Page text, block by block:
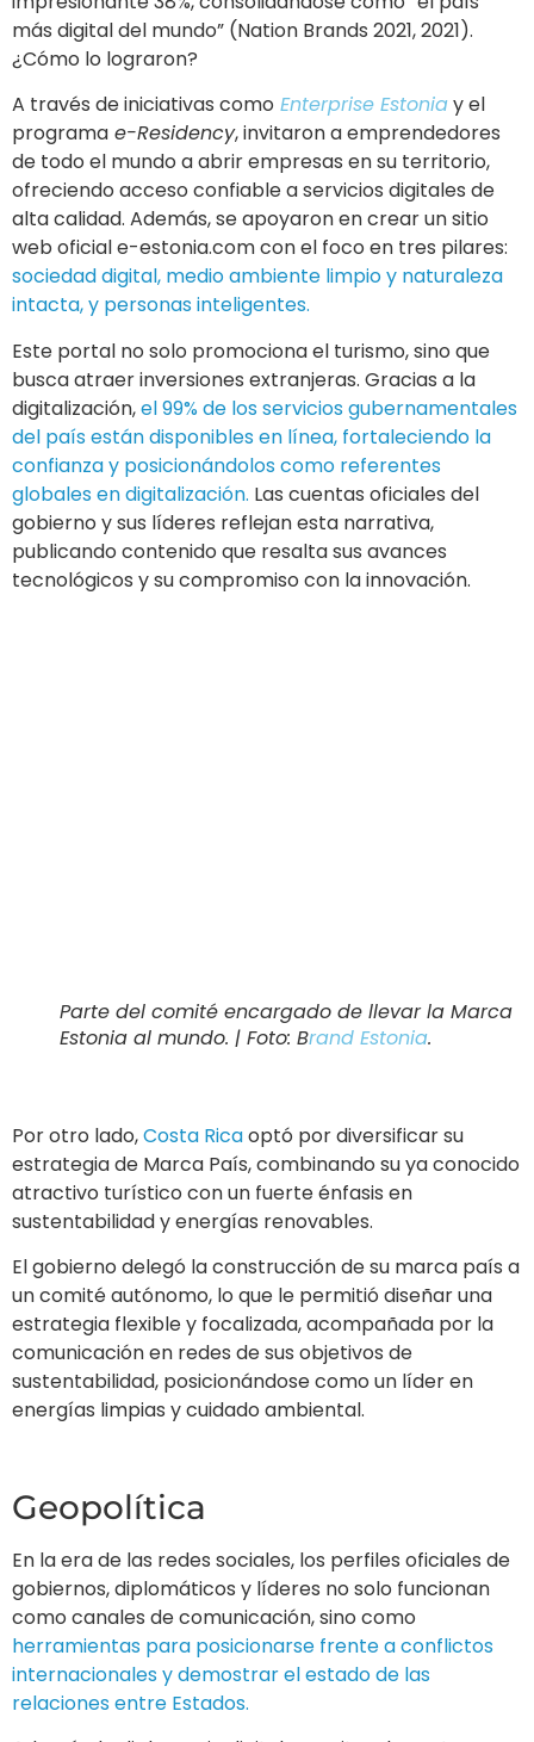
más digital del mundo” (Nation Brands 2021, 2021).
¿Cómo lo lograron?
A través de iniciativas como Enterprise Estoniay el
programa e-Residency, invitaron a emprendedores
de todo el mundo a abrir empresas en su territorio,
ofreciendo acceso confiable a servicios digitales de
alta calidad. Además, se apoyaron en crear un sitio
web oficial e-estonia.com con el foco en tres pilares:
sociedad digital, medio ambiente limpio y naturaleza
intacta, y personas inteligentes.
Este portal no solo promociona el turismo, sino que
busca atraer inversiones extranjeras. Gracias a la
digitalización,el 99% de los servicios gubernamentales
del país están disponibles en línea, fortaleciendo la
confianza y posicionándolos como referentes
globales en digitalización. Las cuentas oficiales del
gobierno y sus líderes reflejan esta narrativa,
publicando contenido que resalta sus avances
tecnológicos y su compromiso con la innovación.
estrategia flexible y focalizada, acompañada por la
comunicación en redes de sus objetivos de
Geopolítica
gobiernos, diplomáticos y líderes no solo funcionan
como canales de comunicación, sino como
herramientas para posicionarse frente a conflictos
internacionales y demostrar el estado de las
relaciones entre Estados.
global, movilizar apoyo internacional y
narrativas adversas en tiempo real.
Antes de la irrupción de la diplomacia digital, las
declaraciones oficiales y las interacciones
diplomáticas tenían lugar en espacios
cuidadosamente controlados: entrevistas, discursos,
publicaciones o exposiciones que requerían un tiempo
considerable de preparación.